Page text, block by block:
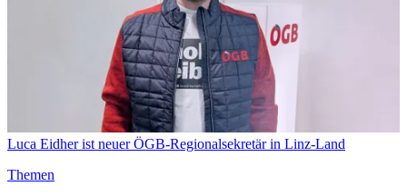
Luca Eidher ist neuer ÖGB-Regionalsekretär in Linz-Land
Themen